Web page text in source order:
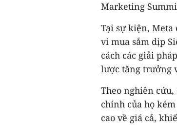
Marketing
Tại sự kiện, Meta
vi mua sắm dịp
cách các giải
lược tăng trưởng
Theo nghiên
chính của họ
cao về giá cả,